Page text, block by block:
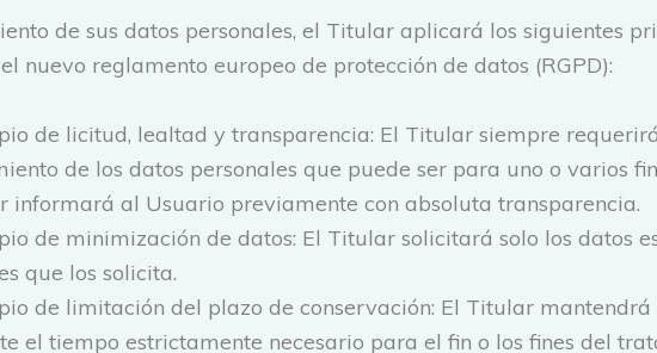
de sus datos personales, el Titular aplicará los siguientes
nuevo reglamento europeo de protección de datos (RGPD):
de licitud, lealtad y transparencia: El Titular siempre
de los datos personales que puede ser para uno o varios
informará al Usuario previamente con absoluta transparencia.
de minimización de datos: El Titular solicitará solo los datos
que los solicita.
de limitación del plazo de conservación: El Titular mantendrá
el tiempo estrictamente necesario para el fin o los fines del